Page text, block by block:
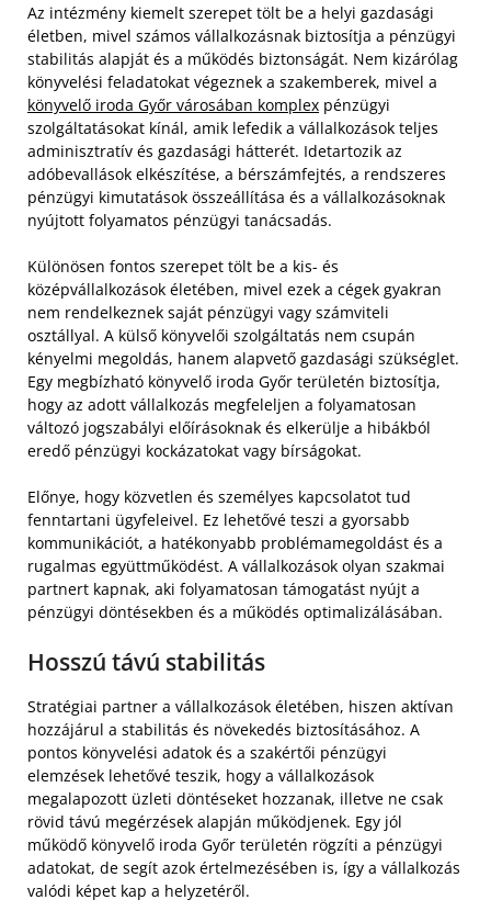
Az intézmény kiemelt szerepet tölt be a helyi gazdasági
életben, mivel számos vállalkozásnak biztosítja a pénzügyi
stabilitás alapját és a működés biztonságát. Nem kizárólag
könyvelési feladatokat végeznek a szakemberek, mivel a
könyvelő iroda Győr városában komplex pénzügyi
szolgáltatásokat kínál, amik lefedik a vállalkozások teljes
adminisztratív és gazdasági hátterét. Idetartozik az
adóbevallások elkészítése, a bérszámfejtés, a rendszeres
pénzügyi kimutatások összeállítása és a vállalkozásoknak
nyújtott folyamatos pénzügyi tanácsadás.
Különösen fontos szerepet tölt be a kis- és
középvállalkozások életében, mivel ezek a cégek gyakran
nem rendelkeznek saját pénzügyi vagy számviteli
osztállyal. A külső könyvelői szolgáltatás nem csupán
kényelmi megoldás, hanem alapvető gazdasági szükséglet.
Egy megbízható könyvelő iroda Győr területén biztosítja,
hogy az adott vállalkozás megfeleljen a folyamatosan
változó jogszabályi előírásoknak és elkerülje a hibákból
eredő pénzügyi kockázatokat vagy bírságokat.
Előnye, hogy közvetlen és személyes kapcsolatot tud
fenntartani ügyfeleivel. Ez lehetővé teszi a gyorsabb
kommunikációt, a hatékonyabb problémamegoldást és a
rugalmas együttműködést. A vállalkozások olyan szakmai
partnert kapnak, aki folyamatosan támogatást nyújt a
pénzügyi döntésekben és a működés optimalizálásában.
Hosszú távú stabilitás
Stratégiai partner a vállalkozások életében, hiszen aktívan
hozzájárul a stabilitás és növekedés biztosításához. A
pontos könyvelési adatok és a szakértői pénzügyi
elemzések lehetővé teszik, hogy a vállalkozások
megalapozott üzleti döntéseket hozzanak, illetve ne csak
rövid távú megérzések alapján működjenek. Egy jól
működő könyvelő iroda Győr területén rögzíti a pénzügyi
adatokat, de segít azok értelmezésében is, így a vállalkozás
valódi képet kap a helyzetéről.